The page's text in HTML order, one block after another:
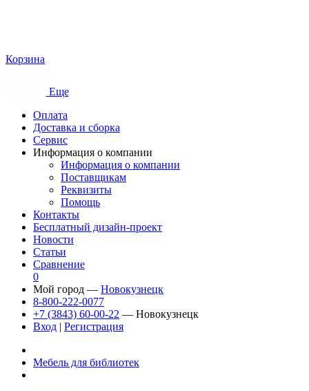
Корзина
Еще
Оплата
Доставка и сборка
Сервис
Информация о компании
Информация о компании
Поставщикам
Реквизиты
Помощь
Контакты
Бесплатный дизайн-проект
Новости
Статьи
Сравнение
0
Мой город — Новокузнецк
8-800-222-0077
+7 (3843) 60-00-22 — Новокузнецк
Вход | Регистрация
Мебель для библиотек